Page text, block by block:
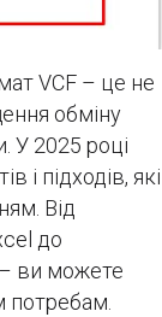
VCF – це не
обміну
У 2025 році
і підходів, які
Від
до
– ви можете
потребам.